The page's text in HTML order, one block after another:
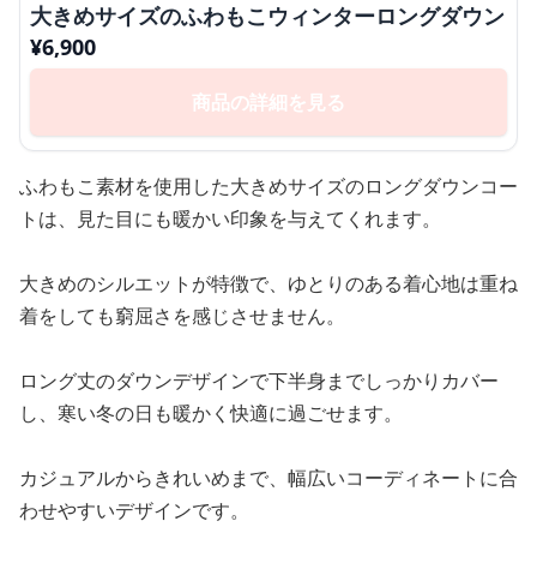
大きめサイズのふわもこウィンターロングダウン
¥6,900
商品の詳細を見る
ふわもこ素材を使用した大きめサイズのロングダウンコー
トは、見た目にも暖かい印象を与えてくれます。
大きめのシルエットが特徴で、ゆとりのある着心地は重ね
着をしても窮屈さを感じさせません。
ロング丈のダウンデザインで下半身までしっかりカバー
し、寒い冬の日も暖かく快適に過ごせます。
カジュアルからきれいめまで、幅広いコーディネートに合
わせやすいデザインです。